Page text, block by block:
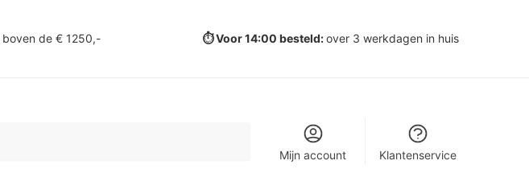
boven de € 1250,- ⏱️ Voor 14:00 besteld:over 3 werkdagen in huis
Mijn account Klantenservice